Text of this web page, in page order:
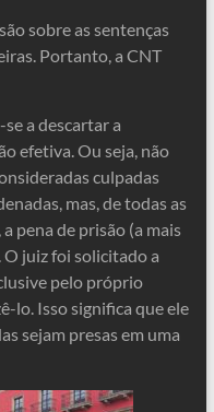
sobre as sentenças
Portanto, a CNT
a descartar a
efetiva. Ou seja, não
culpadas
mas, de todas as
pena de prisão (a mais
juiz foi solicitado a
pelo próprio
lo. Isso significa que ele
sejam presas em uma